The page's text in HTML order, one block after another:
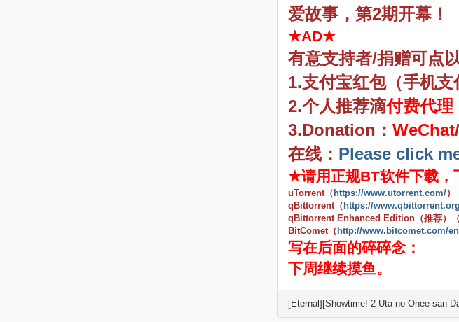
爱故事，第2期开幕！
★AD★
有意支持者/捐赠可点
1.支付宝红包（手机支
2.个人推荐滴付费代理
3.Donation： WeChat/
在线： Please click
★请用正规BT软件下载，
uTorrent（ https://www.utorrent.com/）
qBittorrent（ https://
qBittorrent Enhanced Edition（推荐）（
BitComet（ http://www.bitcomet.com/
写在后面的碎碎念：
下周继续摸鱼。
[Eternal][Showtime! 2 Uta no Onee-san